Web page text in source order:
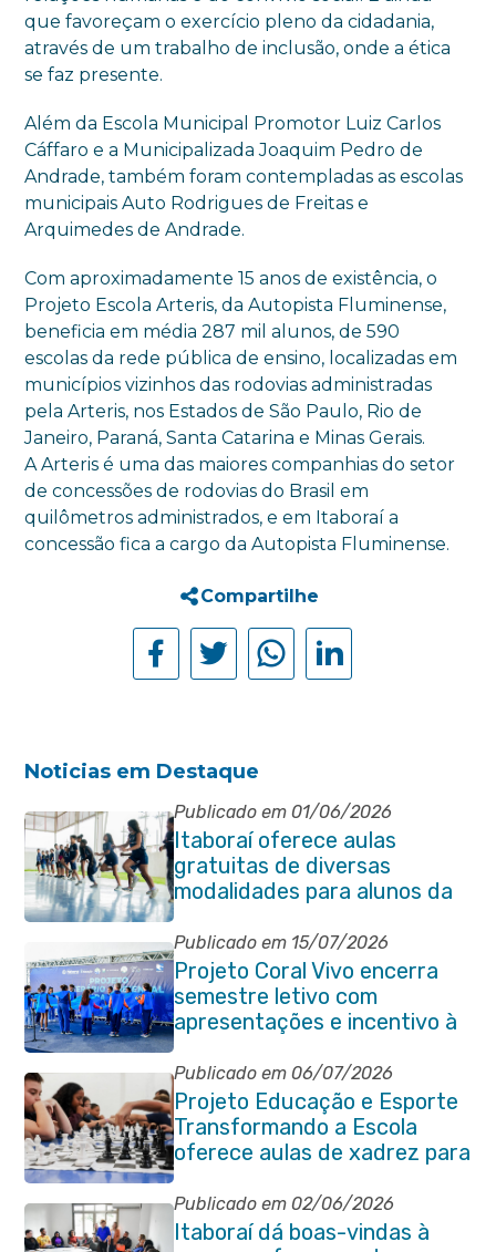
que favoreçam o exercício pleno da cidadania,
através de um trabalho de inclusão, onde a ética
se faz presente.
Além da Escola Municipal Promotor Luiz Carlos
Cáffaro e a Municipalizada Joaquim Pedro de
Andrade, também foram contempladas as escolas
municipais Auto Rodrigues de Freitas e
Arquimedes de Andrade.
Com aproximadamente 15 anos de existência, o
Projeto Escola Arteris, da Autopista Fluminense,
beneficia em média 287 mil alunos, de 590
escolas da rede pública de ensino, localizadas em
municípios vizinhos das rodovias administradas
pela Arteris, nos Estados de São Paulo, Rio de
Janeiro, Paraná, Santa Catarina e Minas Gerais.
A Arteris é uma das maiores companhias do setor
de concessões de rodovias do Brasil em
quilômetros administrados, e em Itaboraí a
concessão fica a cargo da Autopista Fluminense.
Compartilhe
Noticias em Destaque
Publicado em 01/06/2026
Itaboraí oferece aulas
gratuitas de diversas
modalidades para alunos da
rede municipal de ensino
Publicado em 15/07/2026
Projeto Coral Vivo encerra
semestre letivo com
apresentações e incentivo à
preservação ambiental em
Itaboraí
Publicado em 06/07/2026
Projeto Educação e Esporte
Transformando a Escola
oferece aulas de xadrez para
alunos da rede municipal
Publicado em 02/06/2026
Itaboraí dá boas-vindas à